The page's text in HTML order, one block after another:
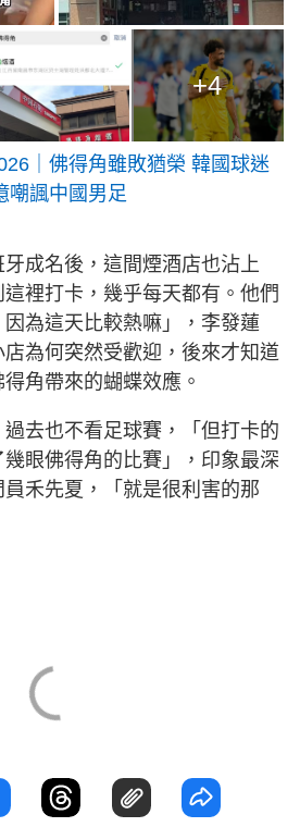
+4
｜佛得角雖敗猶榮 韓國球迷
嘲諷中國男足
成名後，這間煙酒店也沾上
裡打卡，幾乎每天都有。他們
為這天比較熱嘛」，李發蓮
為何突然受歡迎，後來才知道
角帶來的蝴蝶效應。
去也不看足球賽，「但打卡的
眼佛得角的比賽」，印象最深
禾先夏，「就是很利害的那